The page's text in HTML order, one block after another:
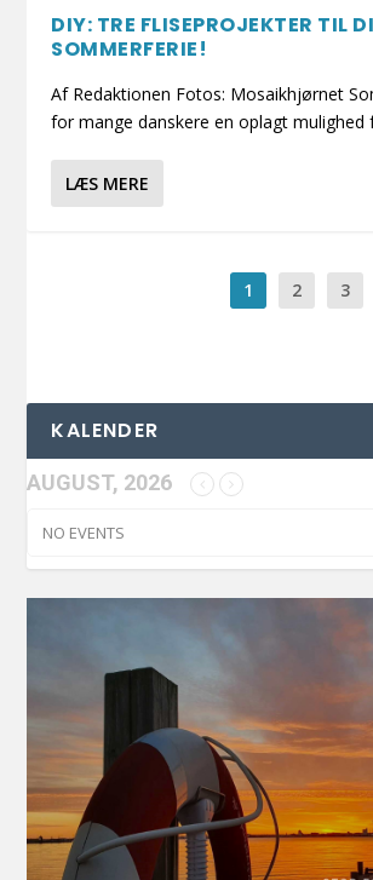
DIY: TRE FLISEPROJEKTER TIL
SOMMERFERIE!
Af Redaktionen Fotos: Mosaikhjørnet
for mange danskere en oplagt mulighed
LÆS MERE
1 2 3
KALENDER
AUGUST, 2026
NO EVENTS